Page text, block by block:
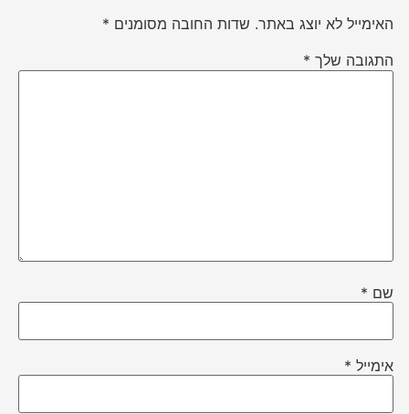
האימייל לא יוצג באתר. שדות החובה מסומנים *
התגובה שלך *
שם *
אימייל *